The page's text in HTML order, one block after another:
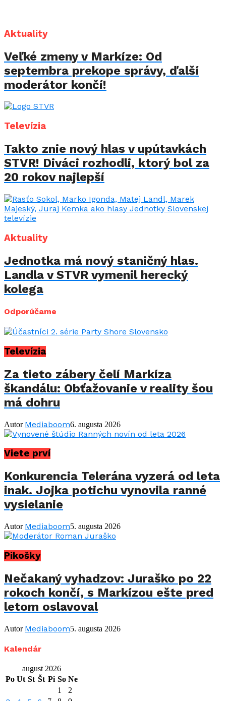
Aktuality
Veľké zmeny v Markíze: Od
septembra prekope správy, ďalší
moderátor končí!
Televízia
Takto znie nový hlas v upútavkách
STVR! Diváci rozhodli, ktorý bol za
20 rokov najlepší
Aktuality
Jednotka má nový staničný hlas.
Landla v STVR vymenil herecký
kolega
Odporúčame
Televízia
Za tieto zábery čelí Markíza
škandálu: Obťažovanie v reality šou
má dohru
Autor Mediaboom6. augusta 2026
Viete prví
Konkurencia Telerána vyzerá od leta
inak. Jojka potichu vynovila ranné
vysielanie
Autor Mediaboom5. augusta 2026
Pikošky
Nečakaný vyhadzov: Juraško po 22
rokoch končí, s Markízou ešte pred
letom oslavoval
Autor Mediaboom5. augusta 2026
Kalendár
august 2026
Po Ut St Št Pi So Ne
1
2